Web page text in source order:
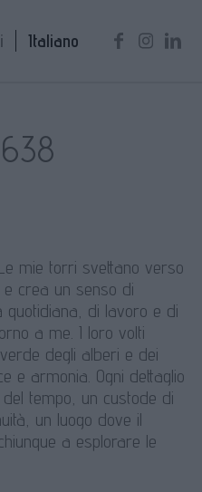
Italiano
mie torri svettano verso
crea un senso di
di lavoro e di
a me. I loro volti
degli alberi e dei
e armonia. Ogni dettaglio
tempo, un custode di
un luogo dove il
a esplorare le